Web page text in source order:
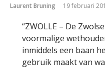
Laurent Bruning 19 februari
“ZWOLLE – De
voormalige
inmiddels een baan
gebruik maakt van